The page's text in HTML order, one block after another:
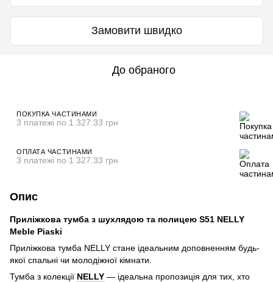
Замовити швидко
До обраного
ПОКУПКА ЧАСТИНАМИ
3 платежі по 1 327.33 грн
ОПЛАТА ЧАСТИНАМИ
3 платежі по 1 327.33 грн
Опис
Приліжкова тумба з шухлядою та полицею S51 NELLY
Meble Piaski
Приліжкова тумба NELLY стане ідеальним доповненням будь-
якої спальні чи молодіжної кімнати.
Тумба з колекції NELLY — ідеальна пропозиція для тих, хто